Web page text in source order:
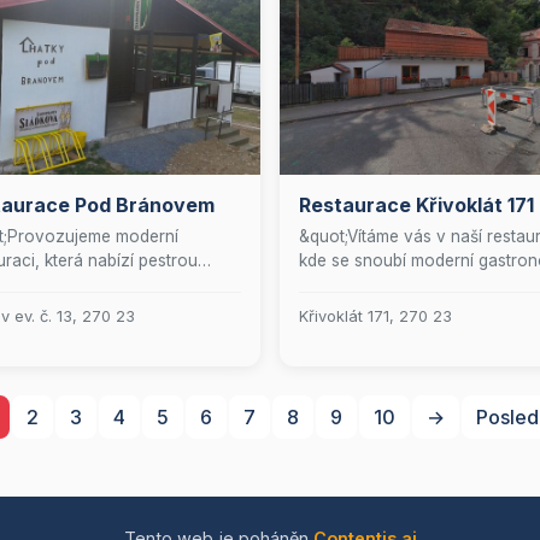
Pod Bránovem
moderní
která nabízí pestrou
občerstvení. Přijďte si
ev. č. 13, 270 23
Restaurace Křivoklát 171
&quot;Vítáme vás v naší
kde se snoubí moderní
ochutnat naše pečlivě
uspokojí i ty nejnáročnější
Těšíme se na vaši návštěvu,
zážitek.&quot;
Křivoklát 171, 270 23
2 3 4 5 6 7 8 9 10 →